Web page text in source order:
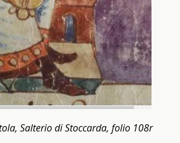
Salterio di Stoccarda, folio 108r